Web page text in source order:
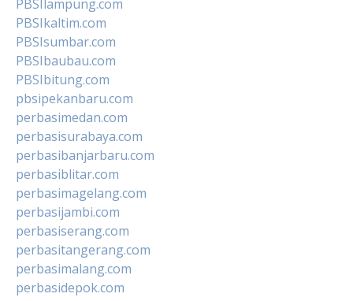
PBSIlampung.com
PBSIkaltim.com
PBSIsumbar.com
PBSIbaubau.com
PBSIbitung.com
pbsipekanbaru.com
perbasimedan.com
perbasisurabaya.com
perbasibanjarbaru.com
perbasiblitar.com
perbasimagelang.com
perbasijambi.com
perbasiserang.com
perbasitangerang.com
perbasimalang.com
perbasidepok.com